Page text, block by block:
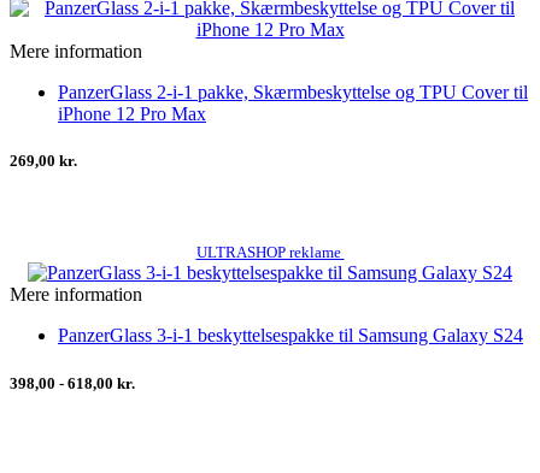
Mere information
PanzerGlass 2-i-1 pakke, Skærmbeskyttelse og TPU Cover til
iPhone 12 Pro Max
269,00 kr.
ULTRASHOP reklame
Mere information
PanzerGlass 3-i-1 beskyttelsespakke til Samsung Galaxy S24
398,00 - 618,00 kr.